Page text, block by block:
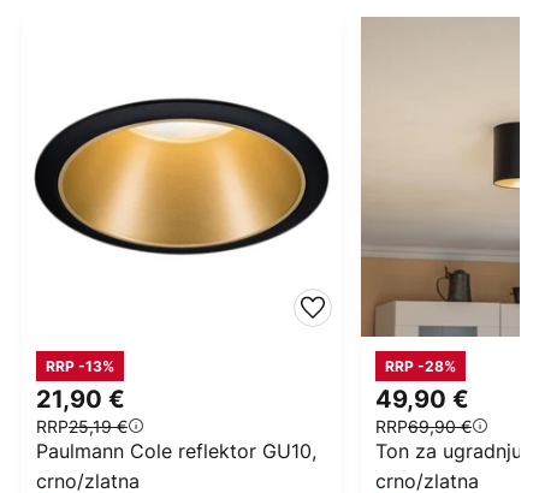
21,90 €
RRP25,19 €
RRP -13%
Paulmann Cole reflektor GU10,
crno/zlatna
49,90 €
RRP69,90 €
RRP -28%
Ton za ugradnju
crno/zlatna